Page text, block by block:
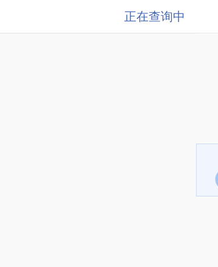
正在查询中